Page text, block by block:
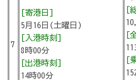
7
[寄港日]
5月16日(土曜日)
[入港時刻]
8時00分
[出港時刻]
14時00分
[
[
[